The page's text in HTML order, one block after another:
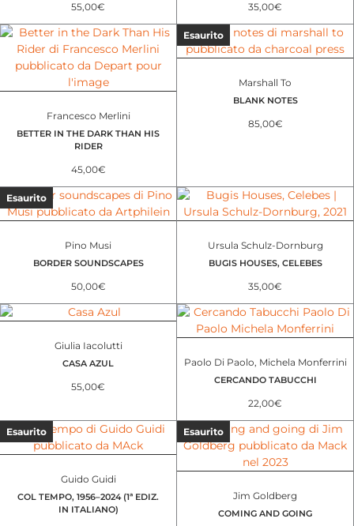
55,00€ 35,00€
Francesco Merlini
BETTER IN THE DARK THAN HIS
RIDER
45,00€
Esaurito
Marshall To
BLANK NOTES
85,00€
Esaurito
Pino Musi
BORDER SOUNDSCAPES
50,00€
Ursula Schulz-Dornburg
BUGIS HOUSES, CELEBES
35,00€
Giulia Iacolutti
CASA AZUL
55,00€
Paolo Di Paolo, Michela Monferrini
CERCANDO TABUCCHI
22,00€
Esaurito
Guido Guidi
COL TEMPO, 1956–2024 (1ª EDIZ.
IN ITALIANO)
Esaurito
Jim Goldberg
COMING AND GOING